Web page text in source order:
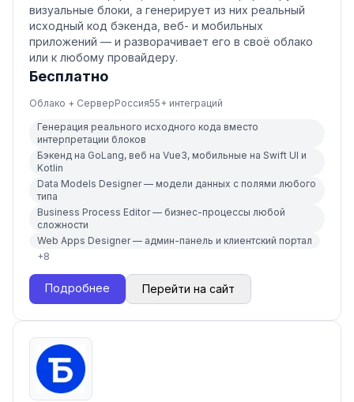
визуальные блоки, а генерирует из них реальный
исходный код бэкенда, веб- и мобильных
приложений — и разворачивает его в своё облако
или к любому провайдеру.
Бесплатно
Облако + СерверРоссия55+ интеграций
Генерация реального исходного кода вместо
интерпретации блоков
Бэкенд на GoLang, веб на Vue3, мобильные на Swift UI и
Kotlin
Data Models Designer — модели данных с полями любого
типа
Business Process Editor — бизнес-процессы любой
сложности
Web Apps Designer — админ-панель и клиентский портал
+8
Подробнее Перейти на сайт